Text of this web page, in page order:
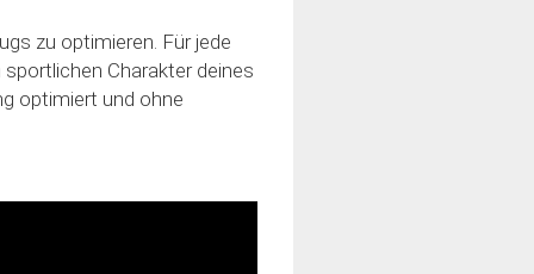
zu optimieren. Für jede
Charakter deines
optimiert und ohne